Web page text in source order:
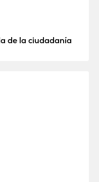
de la ciudadanía